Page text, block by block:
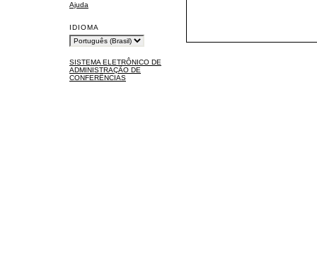
Ajuda
IDIOMA
SISTEMA ELETRÔNICO DE
ADMINISTRAÇÃO DE
CONFERÊNCIAS